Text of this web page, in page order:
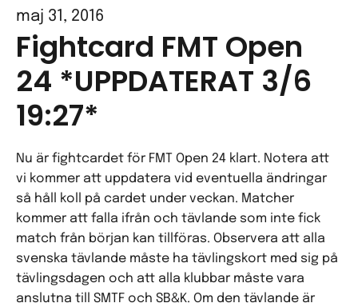
maj 31, 2016
Fightcard FMT Open
24 *UPPDATERAT 3/6
19:27*
Nu är fightcardet för FMT Open 24 klart. Notera att
vi kommer att uppdatera vid eventuella ändringar
så håll koll på cardet under veckan. Matcher
kommer att falla ifrån och tävlande som inte fick
match från början kan tillföras. Observera att alla
svenska tävlande måste ha tävlingskort med sig på
tävlingsdagen och att alla klubbar måste vara
anslutna till SMTF och SB&K. Om den tävlande är